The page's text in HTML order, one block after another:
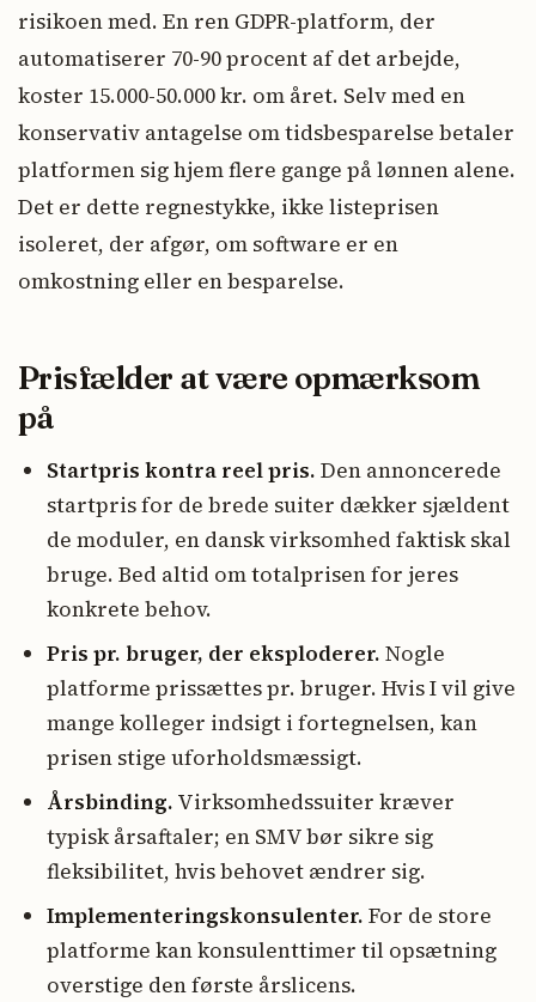
risikoen med. En ren GDPR-platform, der
automatiserer 70-90 procent af det arbejde,
koster 15.000-50.000 kr. om året. Selv med en
konservativ antagelse om tidsbesparelse betaler
platformen sig hjem flere gange på lønnen alene.
Det er dette regnestykke, ikke listeprisen
isoleret, der afgør, om software er en
omkostning eller en besparelse.
Prisfælder at være opmærksom
på
Startpris kontra reel pris. Den annoncerede
startpris for de brede suiter dækker sjældent
de moduler, en dansk virksomhed faktisk skal
bruge. Bed altid om totalprisen for jeres
konkrete behov.
Pris pr. bruger, der eksploderer. Nogle
platforme prissættes pr. bruger. Hvis I vil give
mange kolleger indsigt i fortegnelsen, kan
prisen stige uforholdsmæssigt.
Årsbinding. Virksomhedssuiter kræver
typisk årsaftaler; en SMV bør sikre sig
fleksibilitet, hvis behovet ændrer sig.
Implementeringskonsulenter. For de store
platforme kan konsulenttimer til opsætning
overstige den første årslicens.